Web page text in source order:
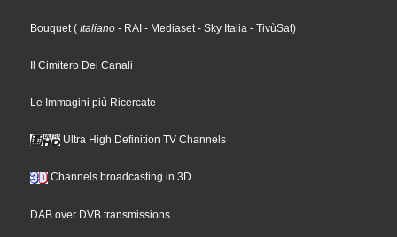
Bouquet ( Italiano - RAI - Mediaset - Sky Italia - TivùSat)
Il Cimitero Dei Canali
Le Immagini più Ricercate
Ultra High Definition TV Channels
Channels broadcasting in 3D
DAB over DVB transmissions